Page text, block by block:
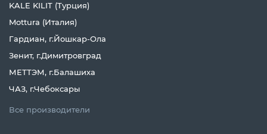
KALE KILIT (Турция)
Mottura (Италия)
Гардиан, г.Йошкар-Ола
Зенит, г.Димитровград
МЕТТЭМ, г.Балашиха
ЧАЗ, г.Чебоксары
Все производители